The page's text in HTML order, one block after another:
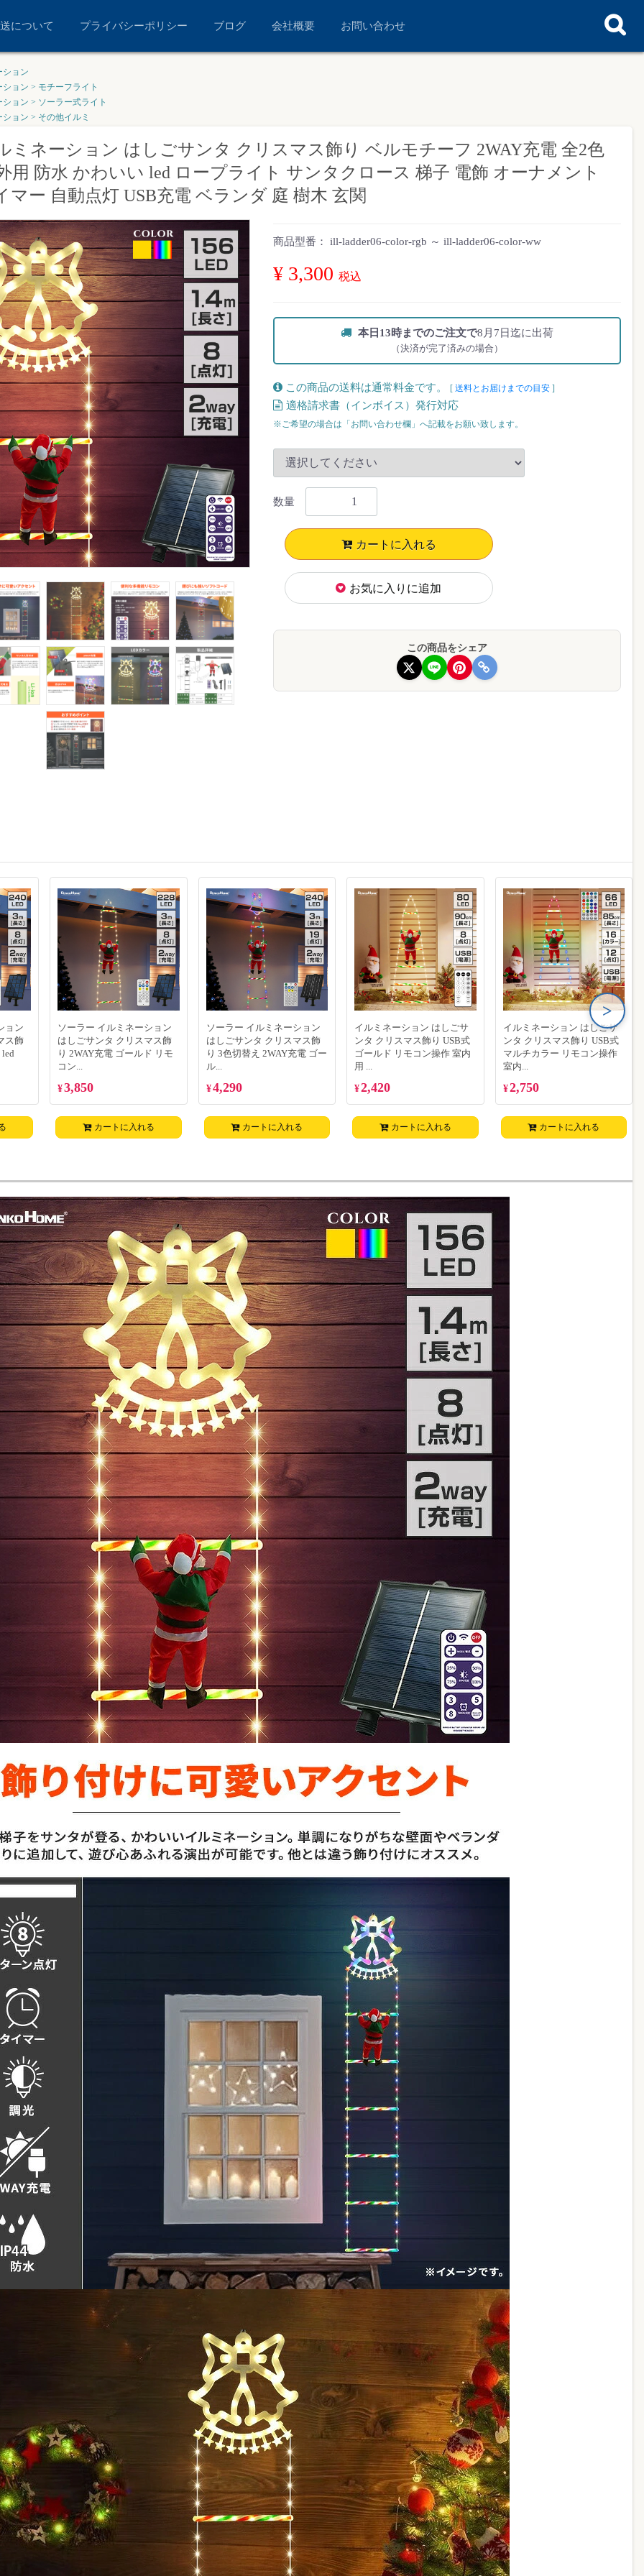
について プライバシーポリシー ブログ 会社概要 お問い合わせ
ション
ション > モチーフライト
ション > ソーラー式ライト
ション > その他イルミ
ミネーション はしごサンタ クリスマス飾り ベルモチーフ 2WAY充電 全2色
用 防水 かわいい led ロープライト サンタクロース 梯子 電飾 オーナメント
マー 自動点灯 USB充電 ベランダ 庭 樹木 玄関
商品型番： ill-ladder06-color-rgb ～ ill-ladder06-color-ww
¥ 3,300 税込
本日13時までのご注文で8月7日迄に出荷
（決済が完了済みの場合）
この商品の送料は通常料金です。 [ 送料とお届けまでの目安]
適格請求書（インボイス）発行対応
※ご希望の場合は「お問い合わせ欄」へ記載をお願い致します。
数量
カートに入れる
お気に入りに追加
この商品をシェア
ョン
ス飾
ソーラー イルミネーション
はしごサンタ クリスマス飾
り 2WAY充電 ゴールド リモ
コン...
¥3,850
カートに入れる
ソーラー イルミネーション
はしごサンタ クリスマス飾
り 3色切替え 2WAY充電 ゴー
ル...
¥4,290
カートに入れる
イルミネーション はしごサ
ンタ クリスマス飾り USB式
ゴールド リモコン操作 室内
用 ...
¥2,420
カートに入れる
イルミネーション はしごサ
ンタ クリスマス飾り USB式
マルチカラー リモコン操作
室内...
¥2,750
カートに入れる
>